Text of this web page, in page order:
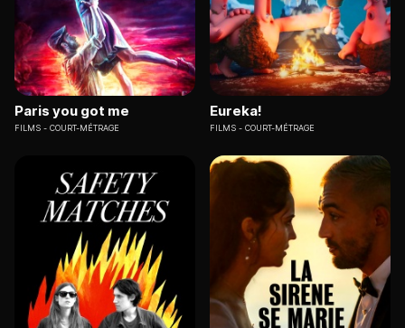
Paris you got me
FILMS COURT-MÉTRAGE
Eureka!
FILMS COURT-MÉTRAGE